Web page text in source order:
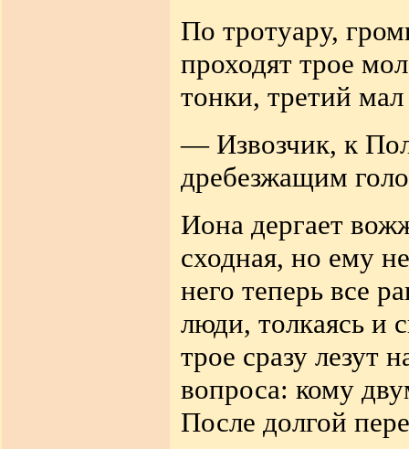
По тротуару,
проходят трое
тонки, третий мал
— Извозчик, к
дребезжащим
Иона дергает
сходная, но ему
него теперь все
люди, толкаясь и
трое сразу лезут
вопроса: кому
После долгой